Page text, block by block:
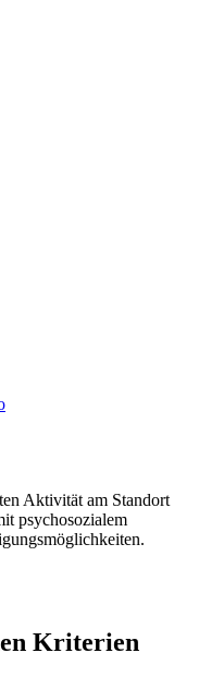
Aktivität am Standort
psychosozialem
Kriterien